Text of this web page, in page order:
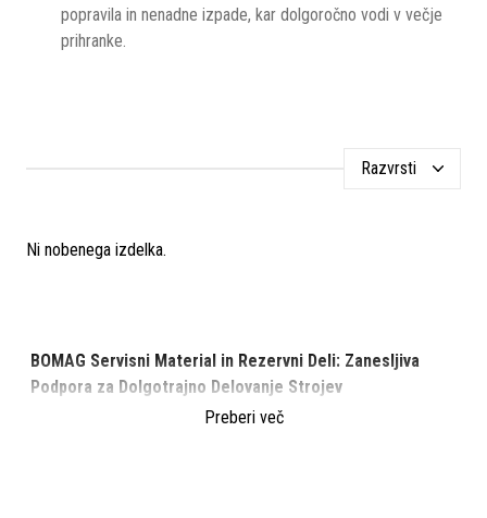
popravila in nenadne izpade, kar dolgoročno vodi v večje
prihranke.
Razvrsti
Ni nobenega izdelka.
BOMAG Servisni Material in Rezervni Deli: Zanesljiva
Podpora za Dolgotrajno Delovanje Strojev
Preberi več